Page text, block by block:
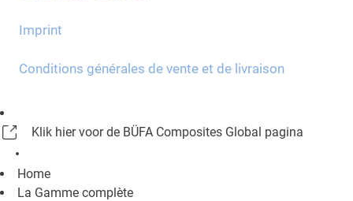
Imprint
Conditions générales de vente et de livraison
Klik hier voor de BÜFA Composites Global pagina
Home
La Gamme complète